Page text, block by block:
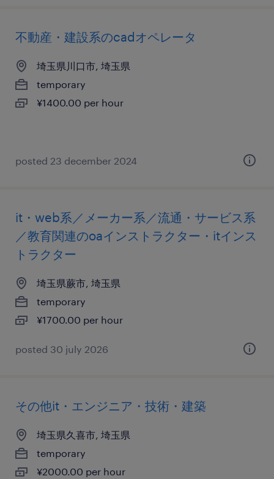
不動産・建設系のcadオペレータ
埼玉県川口市, 埼玉県
temporary
¥1400.00 per hour
posted 23 december 2024
it・web系／メーカー系／流通・サービス系
／教育関連のoaインストラクター・itインス
トラクター
埼玉県蕨市, 埼玉県
temporary
¥1700.00 per hour
posted 30 july 2026
その他it・エンジニア・技術・建築
埼玉県久喜市, 埼玉県
temporary
¥2000.00 per hour